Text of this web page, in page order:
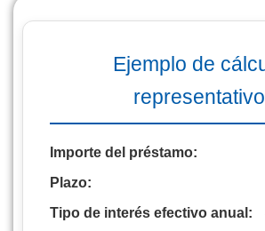
Ejemplo de
representativo
Importe del préstamo:
Plazo:
Tipo de interés efectivo anual: